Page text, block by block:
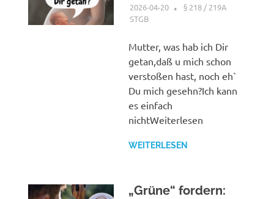
2026-04-20 XX
§ 218 / 219A
STGB
Mutter, was hab ich Dir
getan,daß u mich schon
verstoßen hast, noch eh`
Du mich gesehn?Ich kann
es einfach
nichtWeiterlesen
WEITERLESEN
„Grüne“ fordern: